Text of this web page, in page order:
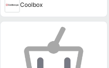
Coolbox